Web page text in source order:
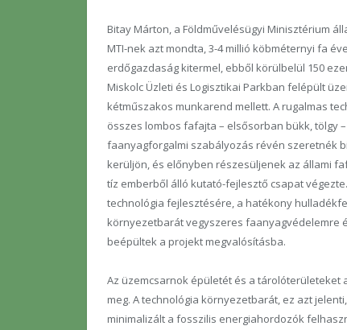
Bitay Márton, a Földművelésügyi Minisztérium
MTI-nek azt mondta, 3-4 millió köbméternyi fa
erdőgazdaság kitermel, ebből körülbelül 150
Miskolc Üzleti és Logisztikai Parkban felépült
kétműszakos munkarend mellett. A rugalmas
összes lombos fafajta – elsősorban bükk, tölgy
faanyagforgalmi szabályozás révén szeretnék
kerüljön, és előnyben részesüljenek az állami
tíz emberből álló kutató-fejlesztő csapat
technológia fejlesztésére, a hatékony
környezetbarát vegyszeres faanyagvédelemre
beépültek a projekt megvalósításba.
Az üzemcsarnok épületét és a
meg. A technológia környezetbarát, ez azt
minimalizált a fosszilis energiahordozók